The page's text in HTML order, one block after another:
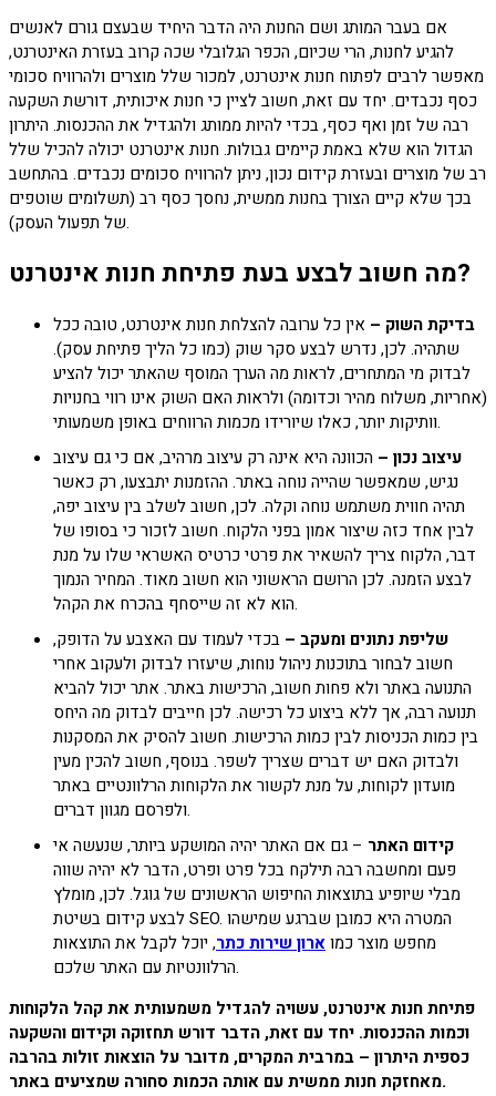
אם בעבר המותג ושם החנות היה הדבר היחיד שבעצם גורם לאנשים
להגיע לחנות, הרי שכיום, הכפר הגלובלי שכה קרוב בעזרת האינטרנט,
מאפשר לרבים לפתוח חנות אינטרנט, למכור שלל מוצרים ולהרוויח סכומי
כסף נכבדים. יחד עם זאת, חשוב לציין כי חנות איכותית, דורשת השקעה
רבה של זמן ואף כסף, בכדי להיות ממותג ולהגדיל את ההכנסות. היתרון
הגדול הוא שלא באמת קיימים גבולות. חנות אינטרנט יכולה להכיל שלל
רב של מוצרים ובעזרת קידום נכון, ניתן להרוויח סכומים נכבדים. בהתחשב
בכך שלא קיים הצורך בחנות ממשית, נחסך כסף רב (תשלומים שוטפים
של תפעול העסק).
מה חשוב לבצע בעת פתיחת חנות אינטרנט?
בדיקת השוק – אין כל ערובה להצלחת חנות אינטרנט, טובה ככל
שתהיה. לכן, נדרש לבצע סקר שוק (כמו כל הליך פתיחת עסק).
לבדוק מי המתחרים, לראות מה הערך המוסף שהאתר יכול להציע
(אחריות, משלוח מהיר וכדומה) ולראות האם השוק אינו רווי בחנויות
וותיקות יותר, כאלו שיורידו מכמות הרווחים באופן משמעותי.
עיצוב נכון – הכוונה היא אינה רק עיצוב מרהיב, אם כי גם עיצוב
נגיש, שמאפשר שהייה נוחה באתר. ההזמנות יתבצעו, רק כאשר
תהיה חווית משתמש נוחה וקלה. לכן, חשוב לשלב בין עיצוב יפה,
לבין אחד כזה שיצור אמון בפני הלקוח. חשוב לזכור כי בסופו של
דבר, הלקוח צריך להשאיר את פרטי כרטיס האשראי שלו על מנת
לבצע הזמנה. לכן הרושם הראשוני הוא חשוב מאוד. המחיר הנמוך
הוא לא זה שייסחף בהכרח את הקהל.
שליפת נתונים ומעקב – בכדי לעמוד עם האצבע על הדופק,
חשוב לבחור בתוכנות ניהול נוחות, שיעזרו לבדוק ולעקוב אחרי
התנועה באתר ולא פחות חשוב, הרכישות באתר. אתר יכול להביא
תנועה רבה, אך ללא ביצוע כל רכישה. לכן חייבים לבדוק מה היחס
בין כמות הכניסות לבין כמות הרכישות. חשוב להסיק את המסקנות
ולבדוק האם יש דברים שצריך לשפר. בנוסף, חשוב להכין מעין
מועדון לקוחות, על מנת לקשור את הלקוחות הרלוונטיים באתר
ולפרסם מגוון דברים.
קידום האתר – גם אם האתר יהיה המושקע ביותר, שנעשה אי
פעם ומחשבה רבה תילקח בכל פרט ופרט, הדבר לא יהיה שווה
מבלי שיופיע בתוצאות החיפוש הראשונים של גוגל. לכן, מומלץ
לבצע קידום בשיטת SEO. המטרה היא כמובן שברגע שמישהו
מחפש מוצר כמוארון שירות כתר, יוכל לקבל את התוצאות
הרלוונטיות עם האתר שלכם.
פתיחת חנות אינטרנט, עשויה להגדיל משמעותית את קהל הלקוחות
וכמות ההכנסות. יחד עם זאת, הדבר דורש תחזוקה וקידום והשקעה
כספית היתרון – במרבית המקרים, מדובר על הוצאות זולות בהרבה
מאחזקת חנות ממשית עם אותה הכמות סחורה שמציעים באתר.